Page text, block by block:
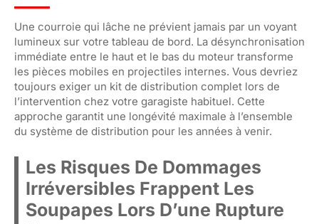
Une courroie qui lâche ne prévient jamais par un voyant
lumineux sur votre tableau de bord. La désynchronisation
immédiate entre le haut et le bas du moteur transforme
les pièces mobiles en projectiles internes. Vous devriez
toujours exiger un kit de distribution complet lors de
l’intervention chez votre garagiste habituel. Cette
approche garantit une longévité maximale à l’ensemble
du système de distribution pour les années à venir.
Les Risques De Dommages
Irréversibles Frappent Les
Soupapes Lors D’une Rupture